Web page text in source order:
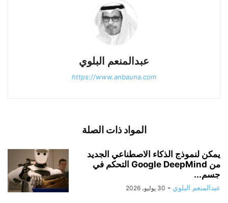
عبدالمنعم البلوي
https://www.anbauna.com
المواد ذات الصلة
يمكن لنموذج الذكاء الاصطناعي الجديد
من Google DeepMind التحكم في
جسم...
عبدالمنعم البلوي - 30 يوليو، 2026